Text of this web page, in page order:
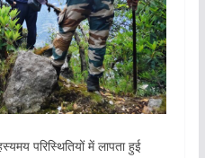
परिस्थितियों में लापता हुई